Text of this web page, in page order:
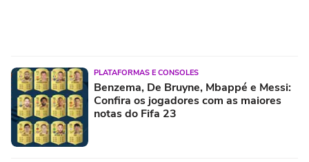
PLATAFORMAS E CONSOLES
Benzema, De Bruyne, Mbappé e Messi:
Confira os jogadores com as maiores
notas do Fifa 23